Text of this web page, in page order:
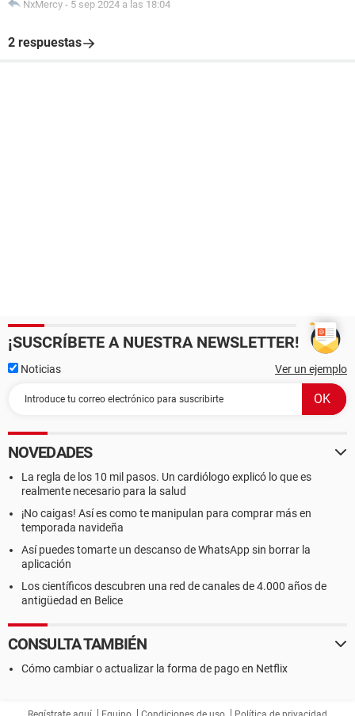
NxMercy - 5 sep 2024 a las 18:04
2 respuestas
¡SUSCRÍBETE A NUESTRA NEWSLETTER!
Noticias Ver un ejemplo
NOVEDADES
La regla de los 10 mil pasos. Un cardiólogo explicó lo que es
realmente necesario para la salud
¡No caigas! Así es como te manipulan para comprar más en
temporada navideña
Así puedes tomarte un descanso de WhatsApp sin borrar la
aplicación
Los científicos descubren una red de canales de 4.000 años de
antigüedad en Belice
CONSULTA TAMBIÉN
Cómo cambiar o actualizar la forma de pago en Netflix